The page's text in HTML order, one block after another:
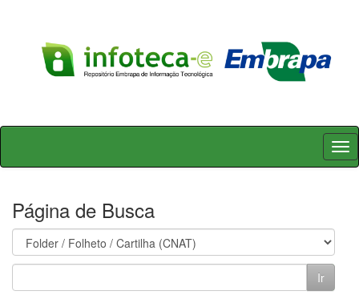
Skip
Página de Busca